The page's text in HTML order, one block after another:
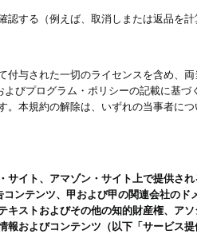
認する（例えば、取消しまたは返品を
付与された一切のライセンスを含め、
びプログラム・ポリシーの記載に基
。本規約の解除は、いずれの当事者に
サイト、アマゾン・サイト上で提供
ンテンツ、甲および甲の関連会社の
キストおよびその他の知的財産権、ア
報およびコンテンツ（以下「サービス